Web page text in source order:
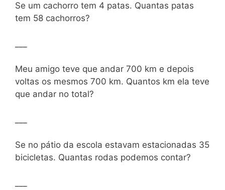
Se um cachorro tem 4 patas. Quantas patas
tem 58 cachorros?
Meu amigo teve que andar 700 km e depois
voltas os mesmos 700 km. Quantos km ela teve
que andar no total?
Se no pátio da escola estavam estacionadas 35
bicicletas. Quantas rodas podemos contar?